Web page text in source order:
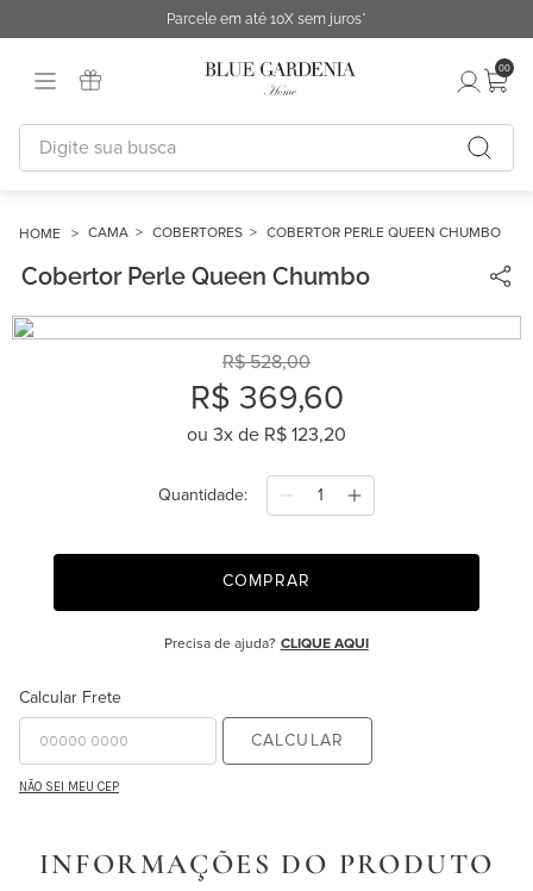
Parcele em até 10X sem juros*
00
Digite sua busca
CAMA COBERTORES COBERTOR PERLE QUEEN CHUMBO
Cobertor Perle Queen Chumbo
R$ 528,00
R$ 369,60
ou 3x de R$ 123,20
Quantidade
COMPRAR
Precisa de ajuda? CLIQUE AQUI
Calcular Frete
CALCULAR
NÃO SEI MEU CEP
INFORMAÇÕES DO PRODUTO
1º
fronha
2º
duvet
3º
cobertor
4º
capa duvet
5º
urban
6º
difusor
7º
chinelo
10º majorelle